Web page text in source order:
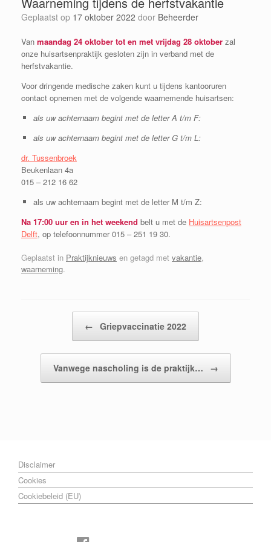
Geplaatst op 17 oktober 2022 door Beheerder
Van maandag 24 oktober tot en met vrijdag 28 oktober zal
onze huisartsenpraktijk gesloten zijn in verband met de
herfstvakantie.
Voor dringende medische zaken kunt u tijdens kantooruren
contact opnemen met de volgende waarnemende huisartsen:
als uw achternaam begint met de letter A t/m F:
als uw achternaam begint met de letter G t/m L:
dr. Tussenbroek
Beukenlaan 4a
015 – 212 16 62
als uw achternaam begint met de letter M t/m Z:
Na 17:00 uur en in het weekend belt u met de Huisartsenpost
Delft, op telefoonnummer 015 – 251 19 30.
Geplaatst in Praktijknieuws en getagd met vakantie,
waarneming.
← Griepvaccinatie 2022
Vanwege nascholing is de praktijk… →
Disclaimer
Cookies
Cookiebeleid (EU)